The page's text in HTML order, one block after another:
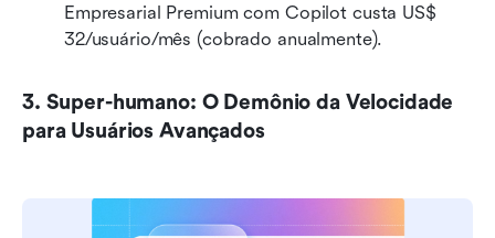
Empresarial Premium com Copilot custa US$
32/usuário/mês (cobrado anualmente).
3. Super-humano: O Demônio da Velocidade
para Usuários Avançados